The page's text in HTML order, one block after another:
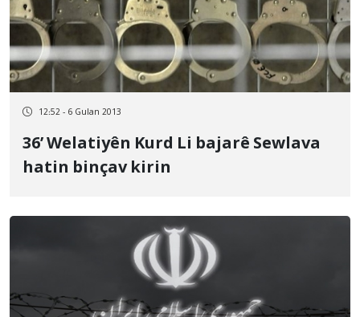
12:52 - 6 Gulan 2013
36’ Welatiyên Kurd Li bajarê Sewlava
hatin binçav kirin